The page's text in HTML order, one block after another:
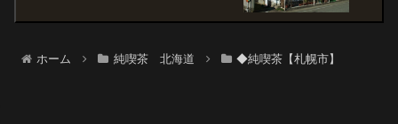
ホーム 純喫茶 北海道 ◆純喫茶【札幌市】